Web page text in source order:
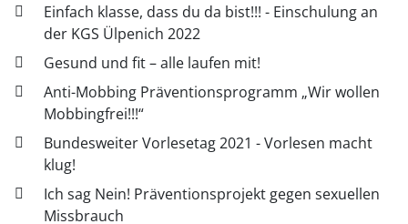
Einfach klasse, dass du da bist!!! - Einschulung an
der KGS Ülpenich 2022
Gesund und fit – alle laufen mit!
Anti-Mobbing Präventionsprogramm „Wir wollen
Mobbingfrei!!!“
Bundesweiter Vorlesetag 2021 - Vorlesen macht
klug!
Ich sag Nein! Präventionsprojekt gegen sexuellen
Missbrauch